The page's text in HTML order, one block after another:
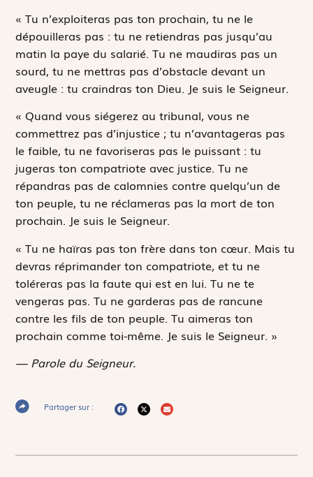
« Tu n’exploiteras pas ton prochain, tu ne le
dépouilleras pas : tu ne retiendras pas jusqu’au
matin la paye du salarié. Tu ne maudiras pas un
sourd, tu ne mettras pas d’obstacle devant un
aveugle : tu craindras ton Dieu. Je suis le Seigneur.
« Quand vous siégerez au tribunal, vous ne
commettrez pas d’injustice ; tu n’avantageras pas
le faible, tu ne favoriseras pas le puissant : tu
jugeras ton compatriote avec justice. Tu ne
répandras pas de calomnies contre quelqu’un de
ton peuple, tu ne réclameras pas la mort de ton
prochain. Je suis le Seigneur.
« Tu ne haïras pas ton frère dans ton cœur. Mais tu
devras réprimander ton compatriote, et tu ne
toléreras pas la faute qui est en lui. Tu ne te
vengeras pas. Tu ne garderas pas de rancune
contre les fils de ton peuple. Tu aimeras ton
prochain comme toi-même. Je suis le Seigneur. »
— Parole du Seigneur.
Partager sur :